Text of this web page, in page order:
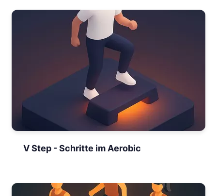
V Step - Schritte im Aerobic